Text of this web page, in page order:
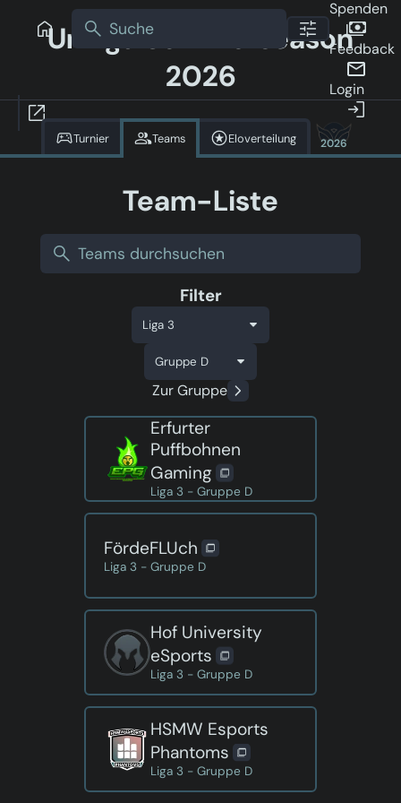
Uniliga Sommerseason
2026
Spenden
Feedback
Login
Turnier Teams Eloverteilung 2026
Team-Liste
Filter
Zur Gruppe
Erfurter
Puffbohnen
Gaming
Liga 3 - Gruppe D
FördeFLUch
Liga 3 - Gruppe D
Hof University
eSports
Liga 3 - Gruppe D
HSMW Esports
Phantoms
Liga 3 - Gruppe D